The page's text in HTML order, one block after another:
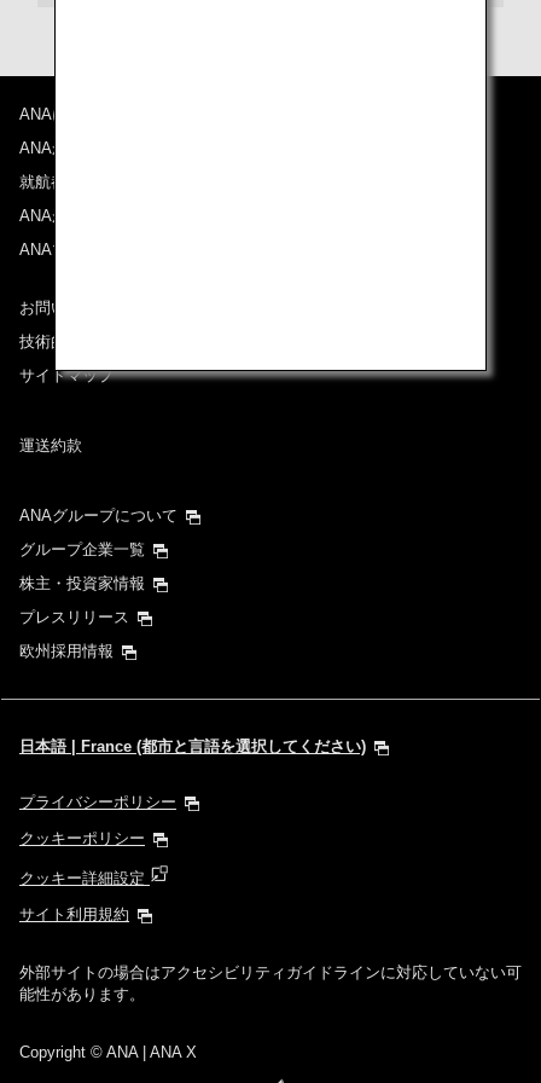
ANAについて
ANAからのお知らせ
就航都市
ANAがお約束する体験
ANAマイレージクラブ
お問い合わせ
技術的なお問い合わせ（推奨環境）
サイトマップ
運送約款
ANAグループについて
グループ企業一覧
株主・投資家情報
プレスリリース
欧州採用情報
日本語 | France (都市と言語を選択してください)
プライバシーポリシー
クッキーポリシー
クッキー詳細設定
サイト利用規約
外部サイトの場合はアクセシビリティガイドラインに対応していない可
能性があります。
Copyright © ANA | ANA X